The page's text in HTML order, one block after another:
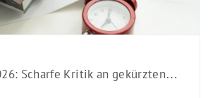
BEG-Reform 2026: Scharfe Kritik an gekürzten Sanierungsförderungen